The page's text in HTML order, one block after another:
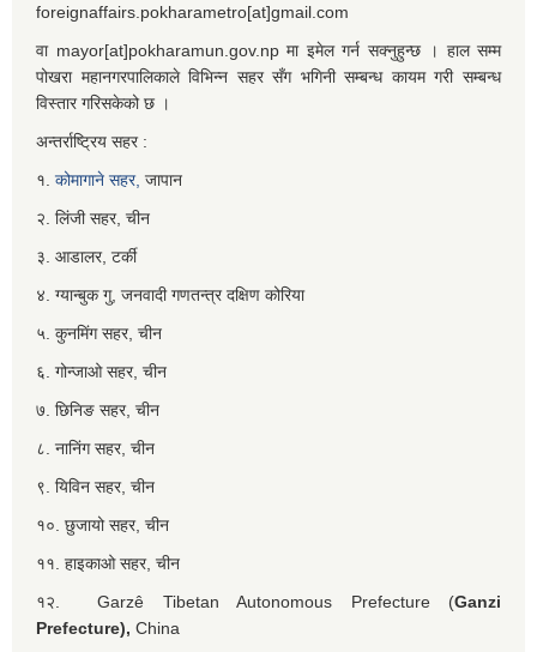
foreignaffairs.pokharametro[at]gmail.com
वा mayor[at]pokharamun.gov.np मा इमेल गर्न सक्नुहुन्छ । हाल सम्म
पोखरा महानगरपालिकाले विभिन्न सहर सँग भगिनी सम्बन्ध कायम गरी सम्बन्ध
विस्तार गरिसकेको छ ।
अन्तर्राष्ट्रिय सहर :
१. कोमागाने सहर, जापान
२. लिंजी सहर, चीन
३. आडालर, टर्की
४. ग्यान्बुक गु, जनवादी गणतन्त्र दक्षिण कोरिया
५. कुनमिंग सहर, चीन
६. गोन्जाओ सहर, चीन
७. छिनिङ सहर, चीन
८. नानिंग सहर, चीन
९. यिविन सहर, चीन
१०. छुजायो सहर, चीन
११. हाइकाओ सहर, चीन
१२. Garzê Tibetan Autonomous Prefecture (Ganzi
Prefecture), China